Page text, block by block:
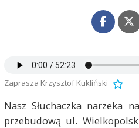
Zaprasza Krzysztof Kukliński
Nasz Słuchaczka narzeka
przebudową ul.